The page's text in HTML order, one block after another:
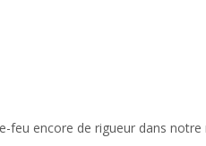
feu encore de rigueur dans